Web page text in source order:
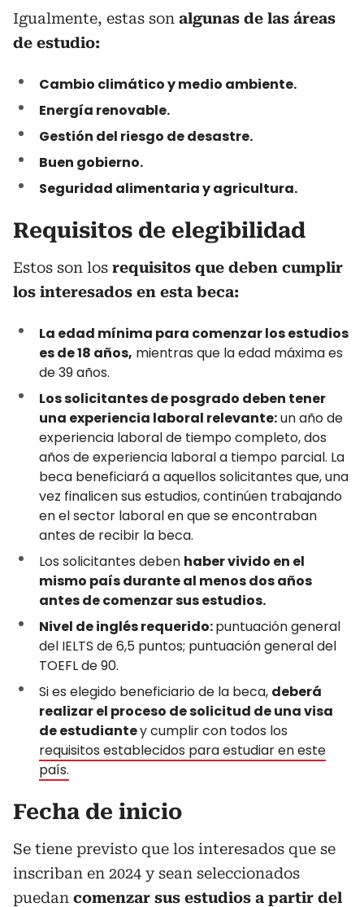
Igualmente, estas son algunas de las áreas
de estudio:
Cambio climático y medio ambiente.
Energía renovable.
Gestión del riesgo de desastre.
Buen gobierno.
Seguridad alimentaria y agricultura.
Requisitos de elegibilidad
Estos son los requisitos que deben cumplir
los interesados en esta beca:
La edad mínima para comenzar los estudios
es de 18 años, mientras que la edad máxima es
de 39 años.
Los solicitantes de posgrado deben tener
una experiencia laboral relevante:un año de
experiencia laboral de tiempo completo, dos
años de experiencia laboral a tiempo parcial. La
beca beneficiará a aquellos solicitantes que, una
vez finalicen sus estudios, continúen trabajando
en el sector laboral en que se encontraban
antes de recibir la beca.
Los solicitantes deben haber vivido en el
mismo país durante al menos dos años
antes de comenzar sus estudios.
Nivel de inglés requerido:puntuación general
del IELTS de 6,5 puntos; puntuación general del
TOEFL de 90.
Si es elegido beneficiario de la beca, deberá
realizar el proceso de solicitud de una visa
de estudiantey cumplir con todos los
requisitos establecidos para estudiar en este
país.
Fecha de inicio
Se tiene previsto que los interesados que se
inscriban en 2024 y sean seleccionados
puedan comenzar sus estudios a partir del